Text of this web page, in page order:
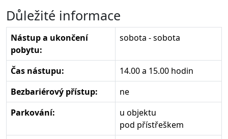
Důležité informace
Nástup a ukončení
pobytu:
sobota - sobota
Čas nástupu:
14.00 a 15.00 hodin
Bezbariérový přístup:
ne
Parkování:
u objektu
pod přístřeškem